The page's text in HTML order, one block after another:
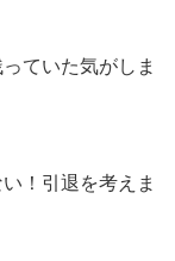
ていた気がしま
！引退を考えま